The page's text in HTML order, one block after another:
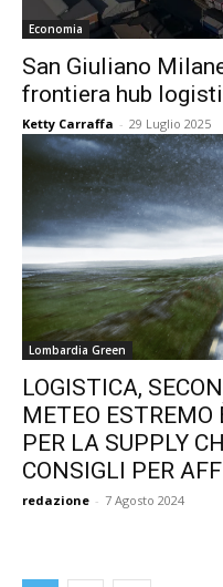
Economia
San Giuliano
frontiera hub
Ketty Carraffa - 29 Luglio 2025
Lombardia Green
LOGISTICA,
METEO ESTREMO
PER LA SUPPLY
CONSIGLI PER
redazione - 7 Agosto 2024